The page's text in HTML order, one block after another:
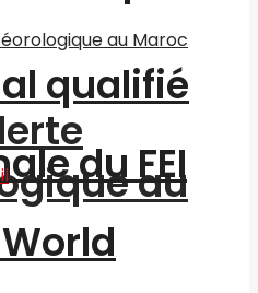
au
qualifié
du FEI